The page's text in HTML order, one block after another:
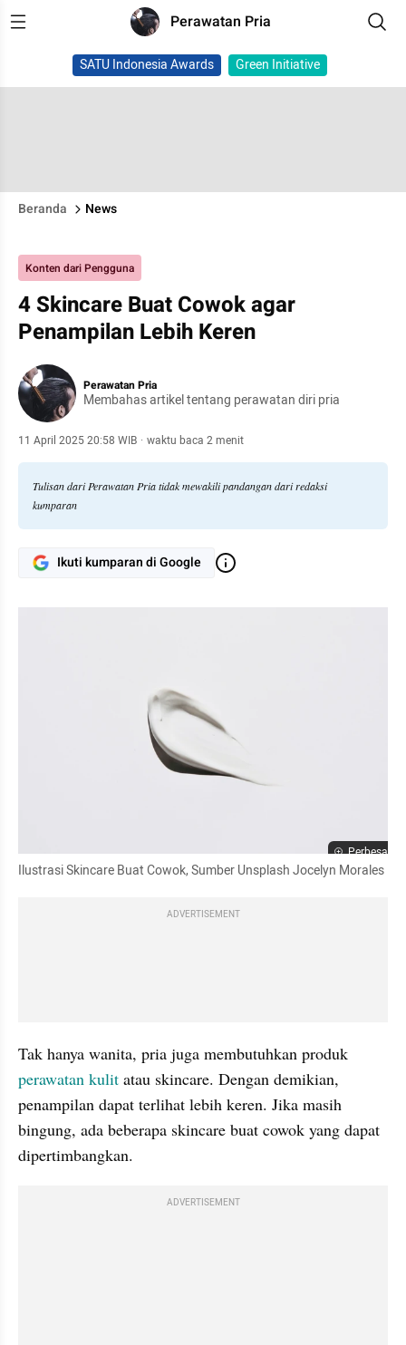
Perawatan Pria
SATU Indonesia Awards Green Initiative
Beranda News
Konten dari Pengguna
4 Skincare Buat Cowok agar
Penampilan Lebih Keren
Perawatan Pria
Membahas artikel tentang perawatan diri pria
11 April 2025 20:58 WIB · waktu baca 2 menit
Tulisan dari Perawatan Pria tidak mewakili pandangan dari redaksi
kumparan
Ikuti kumparan di Google
Perbesar
Ilustrasi Skincare Buat Cowok, Sumber Unsplash Jocelyn Morales
ADVERTISEMENT
perawatan kulit atau skincare. Dengan demikian,
penampilan dapat terlihat lebih keren. Jika masih
bingung, ada beberapa skincare buat cowok yang dapat
dipertimbangkan.
ADVERTISEMENT